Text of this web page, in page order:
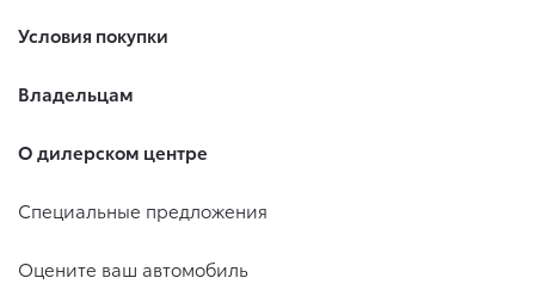
Условия покупки
Владельцам
О дилерском центре
Специальные предложения
Оцените ваш автомобиль